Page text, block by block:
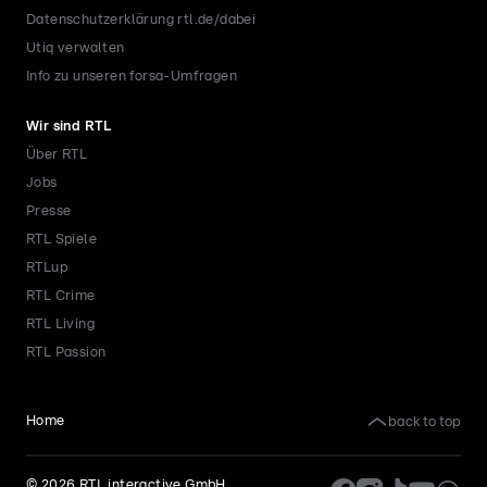
Datenschutzerklärung rtl.de/dabei
Utiq verwalten
Info zu unseren forsa-Umfragen
Wir sind RTL
Über RTL
Jobs
Presse
RTL Spiele
RTLup
RTL Crime
RTL Living
RTL Passion
Home back to top